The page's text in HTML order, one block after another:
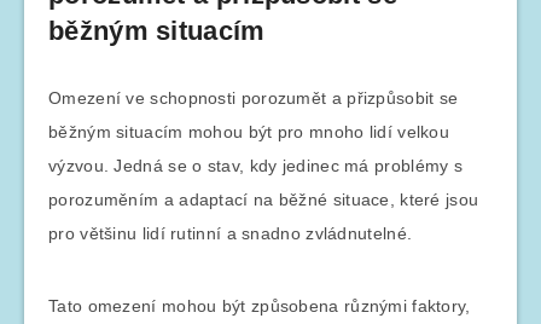
běžným situacím
Omezení ve schopnosti porozumět a přizpůsobit se
běžným situacím mohou být pro mnoho lidí velkou
výzvou. Jedná se o stav, kdy jedinec má problémy s
porozuměním a adaptací na běžné situace, které jsou
pro většinu lidí rutinní a snadno zvládnutelné.
Tato omezení mohou být způsobena různými faktory,